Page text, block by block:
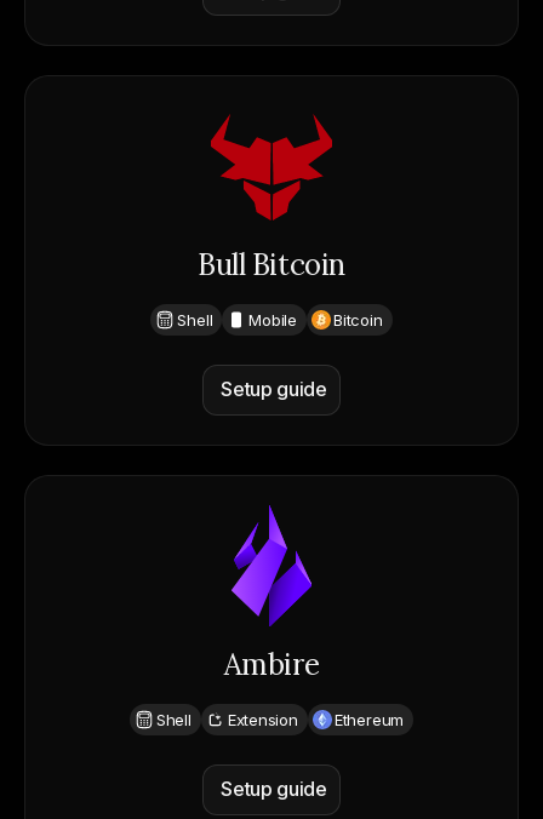
Bull Bitcoin
Shell Mobile Bitcoin
Setup guide
Ambire
Shell Extension Ethereum
Setup guide